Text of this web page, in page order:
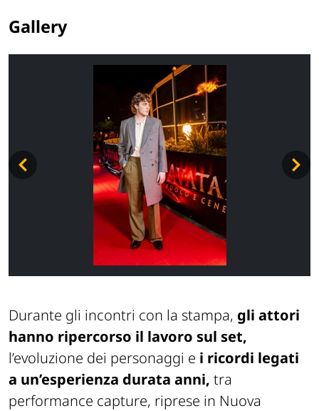
Gallery
Durante gli incontri con la stampa, gli attori
hanno ripercorso il lavoro sul set,
l’evoluzione dei personaggi e i ricordi legati
a un’esperienza durata anni, tra
performance capture, riprese in Nuova